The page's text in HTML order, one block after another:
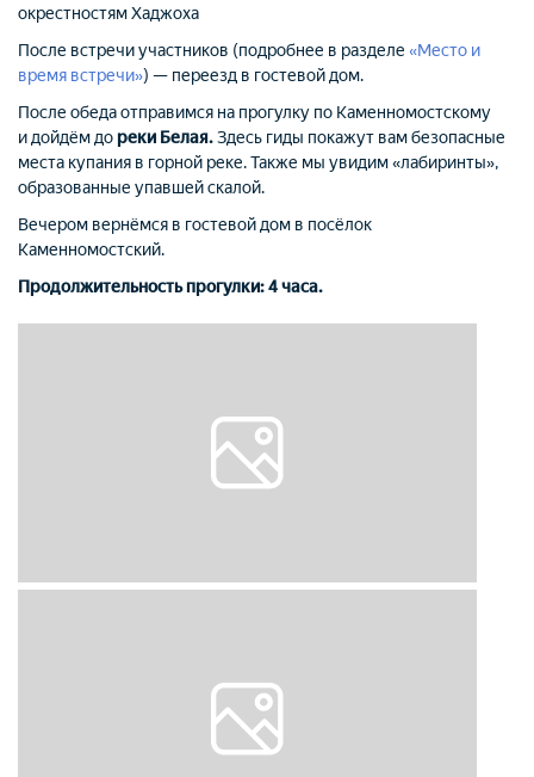
окрестностям Хаджоха
После встречи участников (подробнее в разделе «Место и
время встречи») — переезд в гостевой дом.
После обеда отправимся на прогулку по Каменномостскому
и дойдём дореки Белая.Здесь гиды покажут вам безопасные
места купания в горной реке. Также мы увидим «лабиринты»,
образованные упавшей скалой.
Вечером вернёмся в гостевой дом в посёлок
Каменномостский.
Продолжительность прогулки: 4 часа.